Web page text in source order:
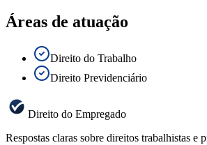
Áreas de atuação
Direito do Trabalho
Direito Previdenciário
Direito do Empregado
Respostas claras sobre direitos trabalhistas e